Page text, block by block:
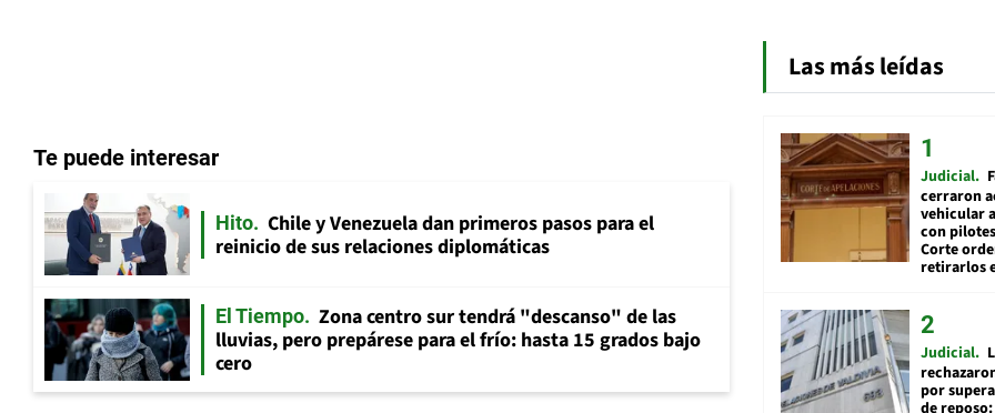
Te puede interesar
Hito
Chile y Venezuela dan primeros pasos para el
reinicio de sus relaciones diplomáticas
El Tiempo
Zona centro sur tendrá "descanso" de las
lluvias, pero prepárese para el frío: hasta 15 grados bajo
cero
Las más leídas
Judicial
cerraron
vehicular
con
Corte
retirarlos
Judicial
por
de